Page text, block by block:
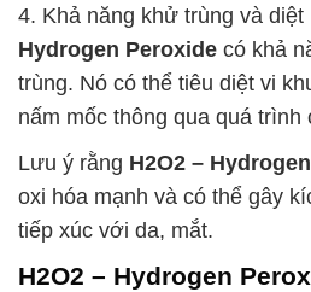
4. Khả năng khử trùng và diệt
Hydrogen Peroxide có khả
trùng. Nó có thể tiêu diệt vi
nấm mốc thông qua quá trình
Lưu ý rằng H2O2 –
oxi hóa mạnh và có thể gây
tiếp xúc với da, mắt.
H2O2 – Hydrogen